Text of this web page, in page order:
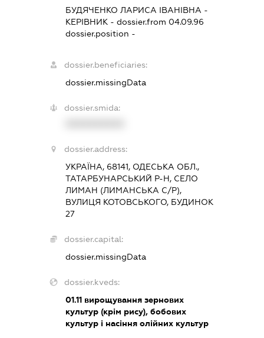
БУДЯЧЕНКО ЛАРИСА ІВАНІВНА -
КЕРІВНИК- dossier.from 04.09.96
dossier.position -
dossier.beneficiaries:
dossier.missingData
dossier.smida:
dossier.address:
УКРАЇНА, 68141, ОДЕСЬКА ОБЛ.,
ТАТАРБУНАРСЬКИЙ Р-Н, СЕЛО
ЛИМАН (ЛИМАНСЬКА С/Р),
ВУЛИЦЯ КОТОВСЬКОГО, БУДИНОК
27
dossier.capital:
dossier.missingData
dossier.kveds:
01.11вирощування зернових
культур (крім рису), бобових
культур і насіння олійних культур